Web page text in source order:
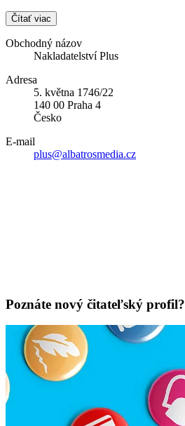
Čítať viac
Obchodný názov
Nakladatelství Plus
Adresa
5. května 1746/22
140 00 Praha 4
Česko
E-mail
plus@albatrosmedia.cz
Poznáte nový čitateľský profil?